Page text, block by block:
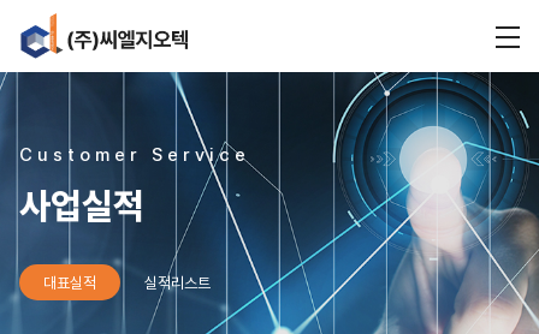
Customer Service
사업실적
대표실적 실적리스트